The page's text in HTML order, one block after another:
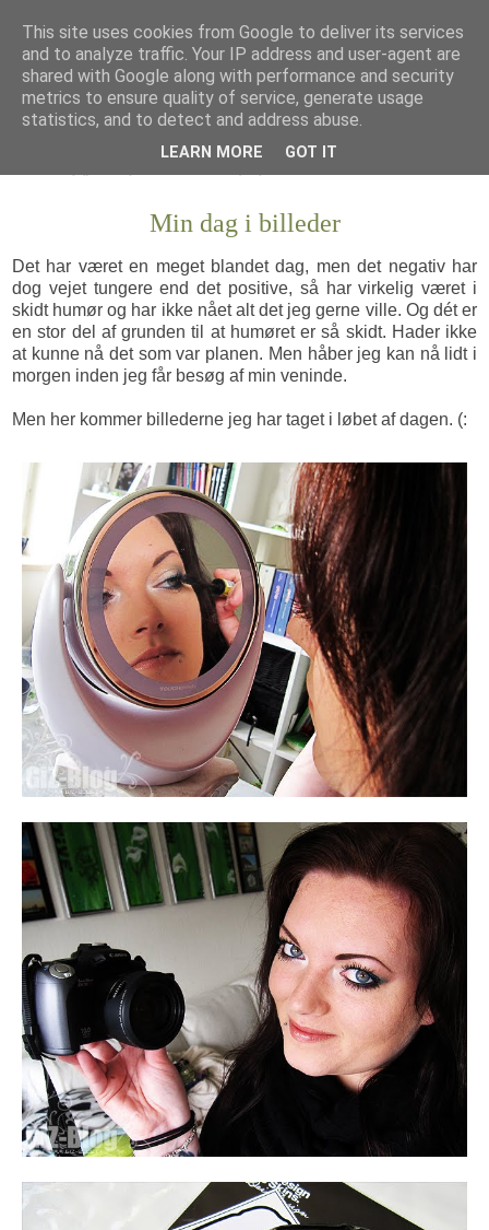
Min dag i billeder
Det har været en meget blandet dag, men det negativ har
dog vejet tungere end det positive, så har virkelig været i
skidt humør og har ikke nået alt det jeg gerne ville. Og dét er
en stor del af grunden til at humøret er så skidt. Hader ikke
at kunne nå det som var planen. Men håber jeg kan nå lidt i
morgen inden jeg får besøg af min veninde.
Men her kommer billederne jeg har taget i løbet af dagen. (:
This site uses cookies from Google to deliver its services
and to analyze traffic. Your IP address and user-agent are
shared with Google along with performance and security
metrics to ensure quality of service, generate usage
statistics, and to detect and address abuse.
LEARN MORE GOT IT